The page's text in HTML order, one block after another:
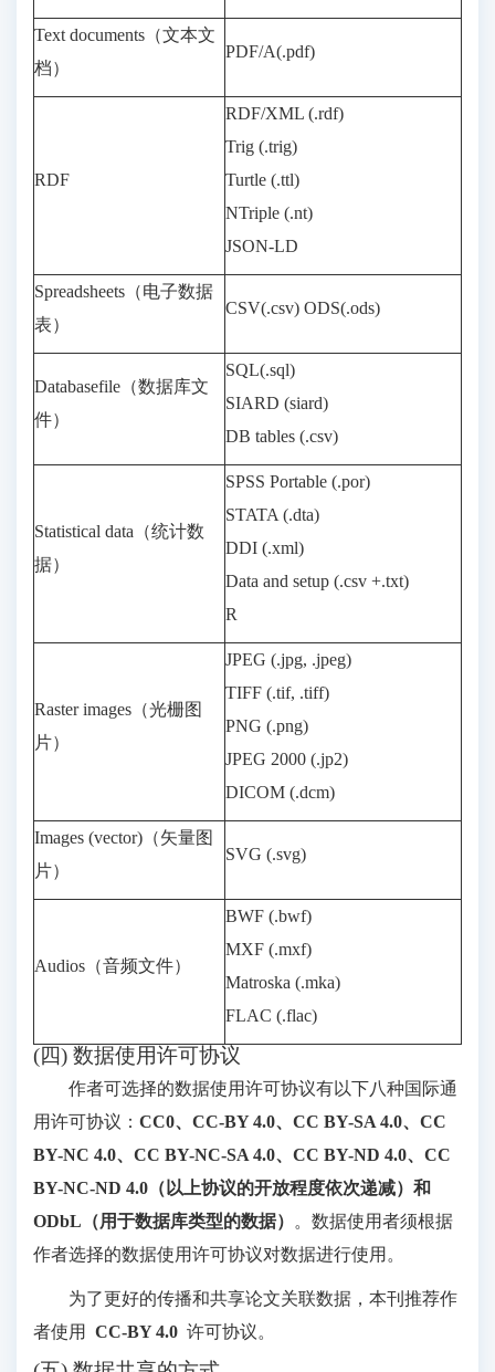
Text documents（文本文
档）
PDF/A(.pdf)
RDF
RDF/XML (.rdf)
Trig (.trig)
Turtle (.ttl)
NTriple (.nt)
JSON-LD
Spreadsheets（电子数据
表）
CSV(.csv) ODS(.ods)
Databasefile（数据库文
件）
SQL(.sql)
SIARD (siard)
DB tables (.csv)
Statistical data（统计数
据）
SPSS Portable (.por)
STATA (.dta)
DDI (.xml)
Data and setup (.csv +.txt)
R
Raster images（光栅图
片）
JPEG (.jpg, .jpeg)
TIFF (.tif, .tiff)
PNG (.png)
JPEG 2000 (.jp2)
DICOM (.dcm)
Images (vector)（矢量图
片）
SVG (.svg)
Audios（音频文件）
BWF (.bwf)
MXF (.mxf)
Matroska (.mka)
FLAC (.flac)
(四) 数据使用许可协议
作者可选择的数据使用许可协议有以下八种国际通
用许可协议： CC0、CC-BY 4.0、CC BY-SA 4.0、CC
BY-NC 4.0、CC BY-NC-SA 4.0、CC BY-ND 4.0、CC
BY-NC-ND 4.0（以上协议的开放程度依次递减）和
ODbL（用于数据库类型的数据）
。数据使用者须根据
作者选择的数据使用许可协议对数据进行使用。
为了更好的传播和共享论文关联数据，本刊推荐作
者使用 CC-BY 4.0 许可协议。